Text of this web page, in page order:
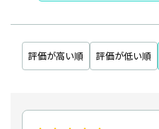
評価が高い順 評価が低い順